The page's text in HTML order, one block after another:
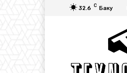
32.6 C Баку